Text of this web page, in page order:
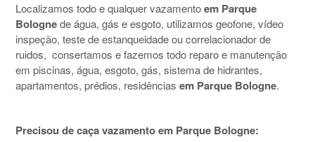
Localizamos todo e qualquer vazamentoem Parque
Bolognede água, gás e esgoto, utilizamos geofone, vídeo
inspeção, teste de estanqueidade ou correlacionador de
ruidos, consertamos e fazemos todo reparo e manutenção
em piscinas, água, esgoto, gás, sistema de hidrantes,
apartamentos, prédios, residências em Parque Bologne.
Precisou de caça vazamento em Parque Bologne: